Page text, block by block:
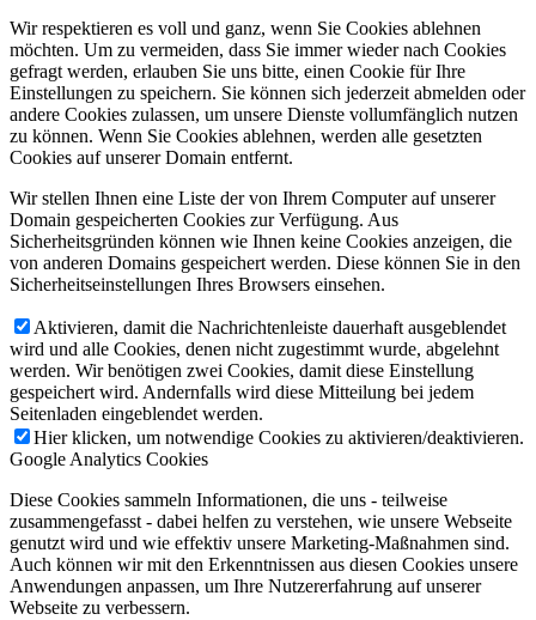
Wir respektieren es voll und ganz, wenn Sie Cookies ablehnen
möchten. Um zu vermeiden, dass Sie immer wieder nach Cookies
gefragt werden, erlauben Sie uns bitte, einen Cookie für Ihre
Einstellungen zu speichern. Sie können sich jederzeit abmelden oder
andere Cookies zulassen, um unsere Dienste vollumfänglich nutzen
zu können. Wenn Sie Cookies ablehnen, werden alle gesetzten
Cookies auf unserer Domain entfernt.
Wir stellen Ihnen eine Liste der von Ihrem Computer auf unserer
Domain gespeicherten Cookies zur Verfügung. Aus
Sicherheitsgründen können wie Ihnen keine Cookies anzeigen, die
von anderen Domains gespeichert werden. Diese können Sie in den
Sicherheitseinstellungen Ihres Browsers einsehen.
Aktivieren, damit die Nachrichtenleiste dauerhaft ausgeblendet
wird und alle Cookies, denen nicht zugestimmt wurde, abgelehnt
werden. Wir benötigen zwei Cookies, damit diese Einstellung
gespeichert wird. Andernfalls wird diese Mitteilung bei jedem
Seitenladen eingeblendet werden.
Hier klicken, um notwendige Cookies zu aktivieren/deaktivieren.
Google Analytics Cookies
Diese Cookies sammeln Informationen, die uns - teilweise
zusammengefasst - dabei helfen zu verstehen, wie unsere Webseite
genutzt wird und wie effektiv unsere Marketing-Maßnahmen sind.
Auch können wir mit den Erkenntnissen aus diesen Cookies unsere
Anwendungen anpassen, um Ihre Nutzererfahrung auf unserer
Webseite zu verbessern.